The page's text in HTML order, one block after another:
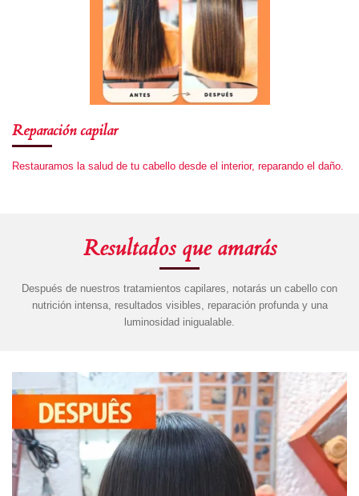
Reparación capilar
Restauramos la salud de tu cabello desde el interior, reparando el daño.
Resultados que amarás
Después de nuestros tratamientos capilares, notarás un cabello con
nutrición intensa, resultados visibles, reparación profunda y una
luminosidad inigualable.